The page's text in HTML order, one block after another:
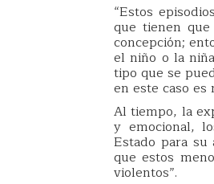
“Estos
que tienen
concepción;
el niño o la
tipo que se
en este caso es
Al tiempo, la
y emocional,
Estado para
que estos
violentos”.